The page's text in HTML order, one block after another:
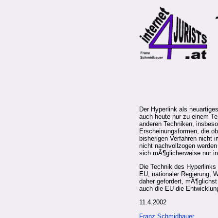
Der Hyperlink als
auch heute nur zu einem
anderen Techniken,
Erscheinungsformen, die
bisherigen Verfahren nicht
nicht nachvollzogen
sich mÃ¶glicherweise nur
Die Technik des
EU, nationaler Regierung,
daher gefordert,
auch die EU die
11.4.2002
Franz Schmidbauer